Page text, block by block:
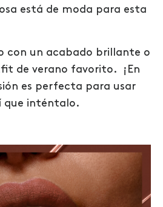
está de moda para esta
con un acabado brillante o
de verano favorito. ¡En
es perfecta para usar
que inténtalo.